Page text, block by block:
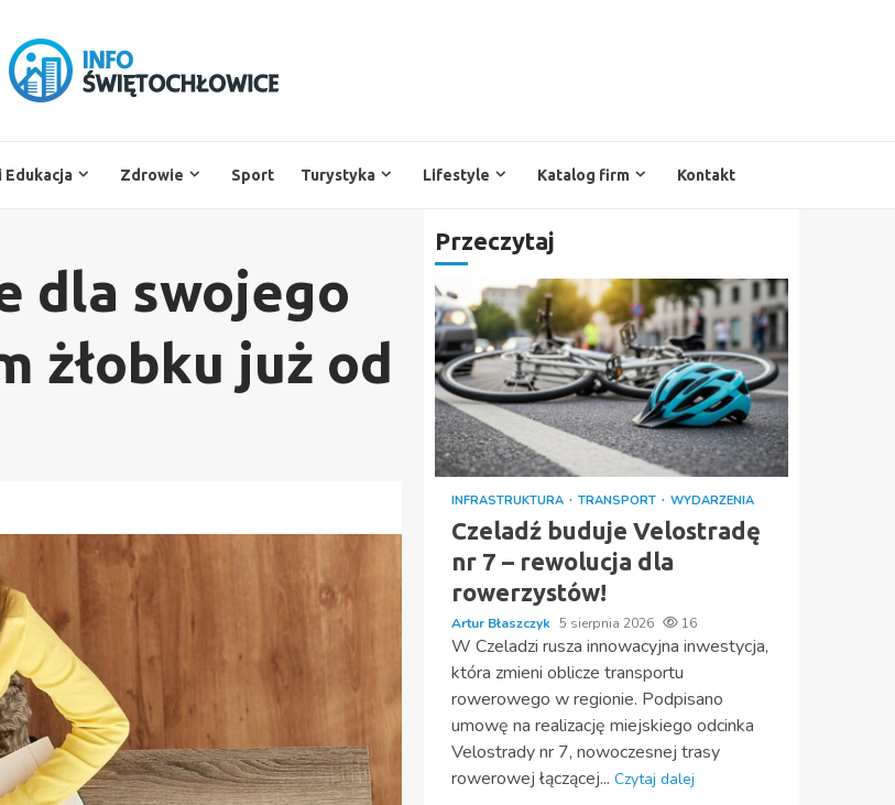
Edukacja Zdrowie Sport Turystyka Lifestyle Katalog firm Kontakt
dla swojego
żłobku już od
Przeczytaj
INFRASTRUKTURA TRANSPORT WYDARZENIA
Czeladź buduje Velostradę
nr 7 – rewolucja dla
rowerzystów!
Artur Błaszczyk 5 sierpnia 2026 16
W Czeladzi rusza innowacyjna inwestycja,
która zmieni oblicze transportu
rowerowego w regionie. Podpisano
umowę na realizację miejskiego odcinka
Velostrady nr 7, nowoczesnej trasy
rowerowej łączącej... Czytaj dalej